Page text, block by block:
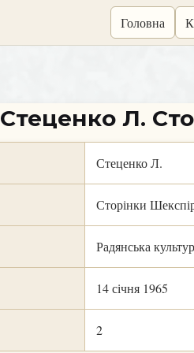
Головна
Стеценко Л.
Стеценко Л.
Сторінки
Радянська
14 січня 1965
2